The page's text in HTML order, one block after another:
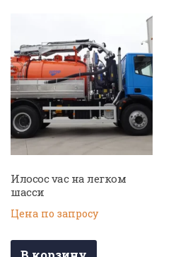
Илосос vac на легком
шасси
Цена по запросу